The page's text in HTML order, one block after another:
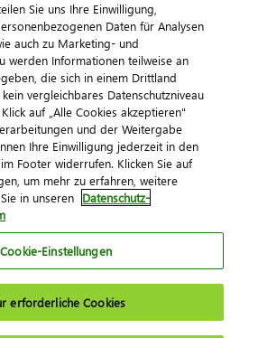
© 2026 DATEV eG
DatenschutzAGB Kontakt
Einstellungen
Sie uns Ihre Einwilligung,
Daten für Analysen
auch zu Marketing- und
werden Informationen teilweise an
die sich in einem Drittland
vergleichbares Datenschutzniveau
auf „Alle Cookies akzeptieren"
und der Weitergabe
Ihre Einwilligung jederzeit in den
Footer widerrufen. Klicken Sie auf
um mehr zu erfahren, weitere
in unseren Datenschutz-
Cookie-Einstellungen
erforderliche Cookies